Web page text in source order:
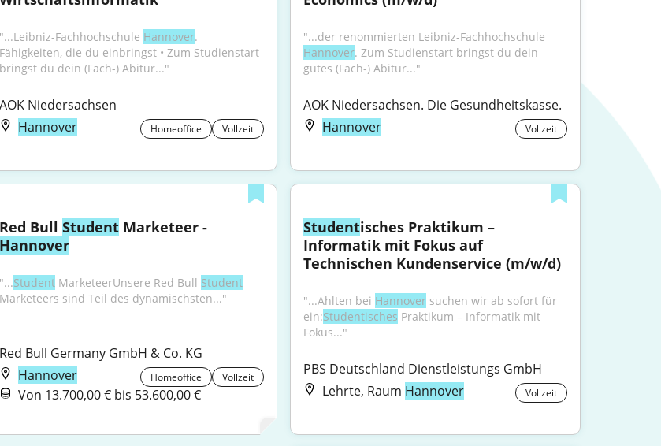
"...Leibniz-Fachhochschule Hannover.
Fähigkeiten, die du einbringst • Zum Studienstart
bringst du dein (Fach-) Abitur..."
AOK Niedersachsen
Hannover
Homeoffice Vollzeit
Hannover. Zum Studienstart bringst du dein
gutes (Fach-) Abitur..."
AOK Niedersachsen. Die Gesundheitskasse.
Hannover
Vollzeit
Red Bull Student
Hannover
"...Student MarketeerUnsere Red Bull Student
Marketeers sind Teil des dynamischsten..."
Red Bull Germany GmbH & Co. KG
Hannover
Homeoffice Vollzeit
Von 13.700,00 € bis 53.600,00 €
Studentisches Praktikum –
Informatik mit Fokus auf
Technischen Kundenservice (m/w/d)
"...Ahlten bei Hannover suchen wir ab sofort für
ein:Studentisches Praktikum – Informatik mit
Fokus..."
PBS Deutschland Dienstleistungs GmbH
Lehrte, Raum Hannover Vollzeit